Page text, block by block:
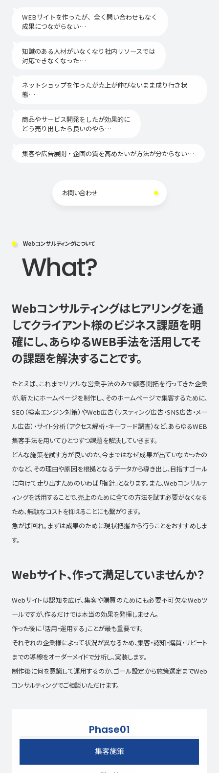
WEBサイトを作ったが、全く問い合わせもなく
成果につながらない…
知識のある人材がいなくなり社内リソースでは
対応できなくなった…
ネットショップを作ったが売上が伸びないまま成り行き状
態…
商品やサービス開発をしたが効果的に
どう売り出したら良いのやら…
集客や広告展開・企画の質を高めたいが方法が分からない…
お問い合わせ
Webコンサルティングについて
What?
Webコンサルティングはヒアリングを通
してクライアント様のビジネス課題を明
確にし、あらゆるWEB手法を活用してそ
の課題を解決することです。
たとえば、これまでリアルな営業手法のみで顧客開拓を行ってきた企業
が、新たにホームページを制作し、そのホームページで集客するために、
SEO（検索エンジン対策）やWeb広告（リスティング広告・SNS広告・メー
ル広告）・サイト分析（アクセス解析・キーワード調査）など、あらゆるWEB
集客手法を用いてひとつずつ課題を解決していきます。
どんな施策を試す方が良いのか、今まではなぜ成果が出ていなかったの
かなど、その理由や原因を根拠となるデータから導き出し、目指すゴール
に向けて走り出すためのいわば「指針」となります。また、Webコンサルテ
ィングを活用することで、売上のために全ての方法を試す必要がなくなる
ため、無駄なコストを抑えることにも繋がります。
急がば回れ。まずは成果のために現状把握から行うことをおすすめしま
す。
Webサイト、作って満足していませんか？
Webサイトは認知を広げ、集客や購買のためにも必要不可欠なWebツ
ールですが、作るだけでは本当の効果を発揮しません。
作った後に「活用・運用する」ことが最も重要です。
それぞれの企業様によって状況が異なるため、集客・認知・購買・リピート
までの導線をオーダーメイドで分析し、実装します。
制作後に何を意識して運用するのか、ゴール設定から施策選定までWeb
コンサルティングでご相談いただけます。
Phase01
集客施策